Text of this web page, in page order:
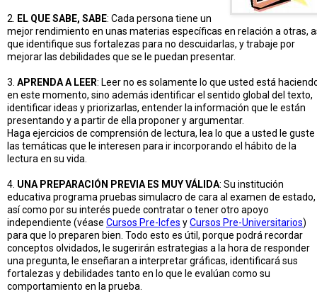
2. EL QUE SABE, SABE: Cada persona tiene un
mejor rendimiento en unas materias específicas en relación a otras,
que identifique sus fortalezas para no descuidarlas, y trabaje por
mejorar las debilidades que se le puedan presentar.
3. APRENDA A LEER: Leer no es solamente lo que usted está
en este momento, sino además identificar el sentido global del texto,
identificar ideas y priorizarlas, entender la información que le están
presentando y a partir de ella proponer y argumentar.
Haga ejercicios de comprensión de lectura, lea lo que a usted le guste
las temáticas que le interesen para ir incorporando el hábito de la
lectura en su vida.
4. UNA PREPARACIÓN PREVIA ES MUY VÁLIDA: Su institución
educativa programa pruebas simulacro de cara al examen de estado,
así como por su interés puede contratar o tener otro apoyo
independiente (véase Cursos Pre-Icfes yCursos Pre-Universitarios)
para que lo preparen bien. Todo esto es útil, porque podrá recordar
conceptos olvidados, le sugerirán estrategias a la hora de responder
una pregunta, le enseñaran a interpretar gráficas, identificará sus
fortalezas y debilidades tanto en lo que le evalúan como su
comportamiento en la prueba.